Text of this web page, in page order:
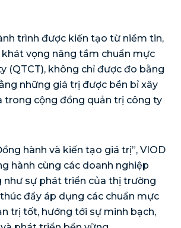
trình được kiến tạo từ niềm tin,
khát vọng nâng tầm chuẩn mực
(QTCT), không chỉ được đo bằng
những giá trị được bền bỉ xây
trong cộng đồng quản trị công ty
hành và kiến tạo giá trị”, VIOD
hành cùng các doanh nghiệp
như sự phát triển của thị trường
đẩy áp dụng các chuẩn mực
trị tốt, hướng tới sự minh bạch,